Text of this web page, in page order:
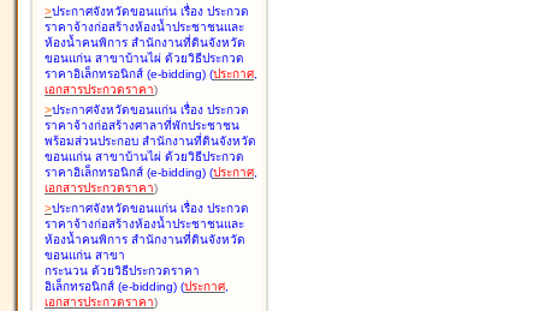
>ประกาศจังหวัดขอนแก่น เรื่อง ประกวด
ราคาจ้างก่อสร้างห้องน้ำประชาชนและ
ห้องน้ำคนพิการ สำนักงานที่ดินจังหวัด
ขอนแก่น สาขาบ้านไผ่ ด้วยวิธีประกวด
ราคาอิเล็กทรอนิกส์ (e-bidding) (ประกาศ,
เอกสารประกวดราคา)
>ประกาศจังหวัดขอนแก่น เรื่อง ประกวด
ราคาจ้างก่อสร้างศาลาที่พักประชาชน
พร้อมส่วนประกอบ สำนักงานที่ดินจังหวัด
ขอนแก่น สาขาบ้านไผ่ ด้วยวิธีประกวด
ราคาอิเล็กทรอนิกส์ (e-bidding) (ประกาศ,
เอกสารประกวดราคา)
>ประกาศจังหวัดขอนแก่น เรื่อง ประกวด
ราคาจ้างก่อสร้างห้องน้ำประชาชนและ
ห้องน้ำคนพิการ สำนักงานที่ดินจังหวัด
ขอนแก่น สาขา
กระนวน ด้วยวิธีประกวดราคา
อิเล็กทรอนิกส์ (e-bidding) (ประกาศ,
เอกสารประกวดราคา)